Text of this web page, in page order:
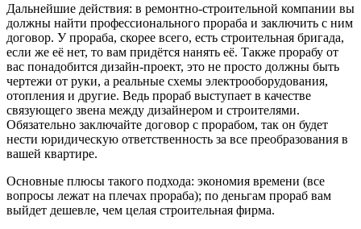
Дальнейшие действия: в ремонтно-строительной компании вы
должны найти профессионального прораба и заключить с ним
договор. У прораба, скорее всего, есть строительная бригада,
если же её нет, то вам придётся нанять её. Также прорабу от
вас понадобится дизайн-проект, это не просто должны быть
чертежи от руки, а реальные схемы электрооборудования,
отопления и другие. Ведь прораб выступает в качестве
связующего звена между дизайнером и строителями.
Обязательно заключайте договор с прорабом, так он будет
нести юридическую ответственность за все преобразования в
вашей квартире.
Основные плюсы такого подхода: экономия времени (все
вопросы лежат на плечах прораба); по деньгам прораб вам
выйдет дешевле, чем целая строительная фирма.